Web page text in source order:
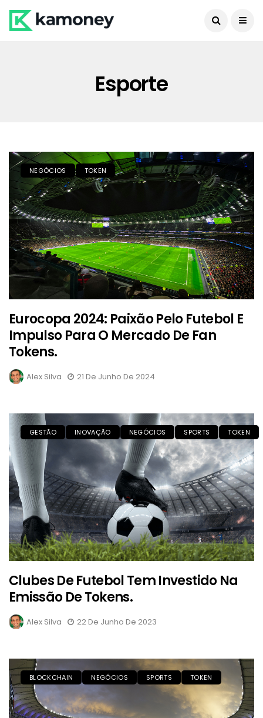
Esporte
NEGÓCIOS TOKEN
Eurocopa 2024: Paixão Pelo Futebol E
Impulso Para O Mercado De Fan
Tokens.
Alex Silva 21 De Junho De 2024
GESTÃO INOVAÇÃO NEGÓCIOS SPORTS TOKEN
Clubes De Futebol Tem Investido Na
Emissão De Tokens.
Alex Silva 22 De Junho De 2023
BLOCKCHAIN NEGÓCIOS SPORTS TOKEN